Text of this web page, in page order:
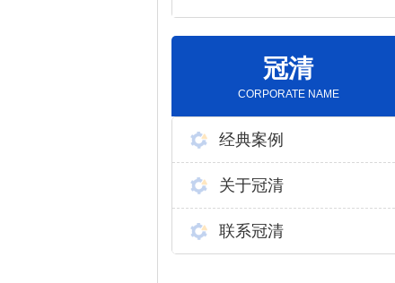
冠清
CORPORATE NAME
经典案例
关于冠清
联系冠清